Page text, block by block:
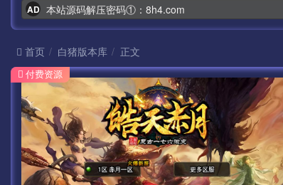
AD 本站源码解压密码①：8h4.com
首页 白猪版本库 正文
付费资源